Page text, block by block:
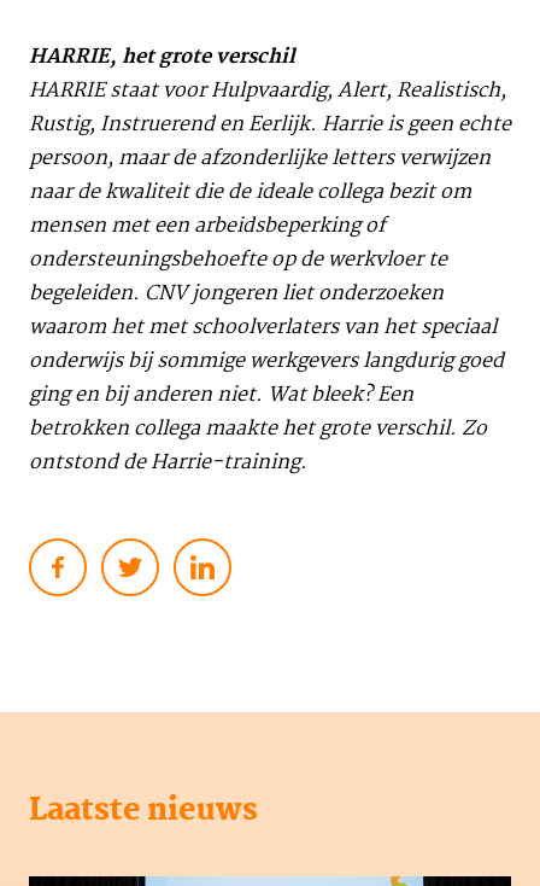
HARRIE, het grote verschil
HARRIE staat voor Hulpvaardig, Alert, Realistisch,
Rustig, Instruerend en Eerlijk. Harrie is geen echte
persoon, maar de afzonderlijke letters verwijzen
naar de kwaliteit die de ideale collega bezit om
mensen met een arbeidsbeperking of
ondersteuningsbehoefte op de werkvloer te
begeleiden. CNV jongeren liet onderzoeken
waarom het met schoolverlaters van het speciaal
onderwijs bij sommige werkgevers langdurig goed
ging en bij anderen niet. Wat bleek? Een
betrokken collega maakte het grote verschil. Zo
ontstond de Harrie-training.
Laatste nieuws